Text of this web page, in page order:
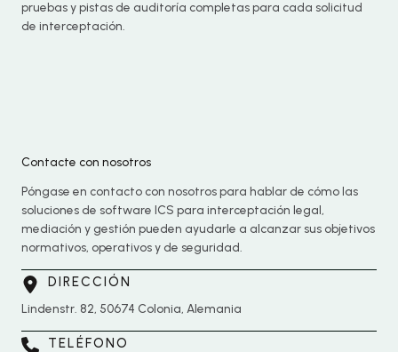
pruebas y pistas de auditoría completas para cada solicitud
de interceptación.
Contacte con nosotros
Póngase en contacto con nosotros para hablar de cómo las
soluciones de software ICS para interceptación legal,
mediación y gestión pueden ayudarle a alcanzar sus objetivos
normativos, operativos y de seguridad.
DIRECCIÓN
Lindenstr. 82, 50674 Colonia, Alemania
TELÉFONO